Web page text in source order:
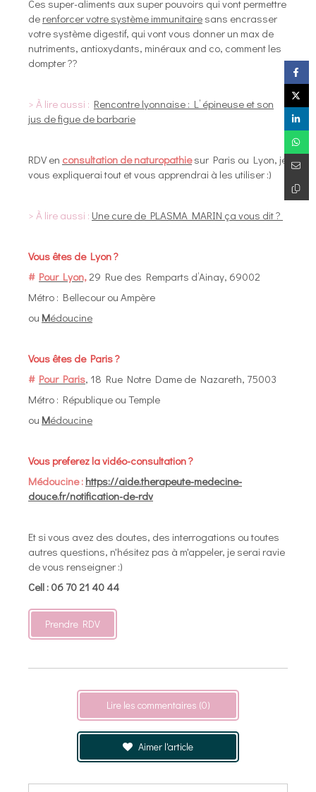
Ces super-aliments aux super pouvoirs qui vont permettre
de renforcer votre système immunitairesans encrasser
votre système digestif, qui vont vous donner un max de
nutriments, antioxydants, minéraux and co, comment les
dompter ??
> À lire aussi : Rencontre lyonnaise : L’ épineuse et son
jus de figue de barbarie
RDV en consultation de naturopathiesur Paris ou Lyon, je
vous expliquerai tout et vous apprendrai à les utiliser :)
> À lire aussi : Une cure de PLASMA MARIN ça vous dit ?
Vous êtes de Lyon ?
# Pour Lyon, 29 Rue des Remparts d’Ainay, 69002
Métro : Bellecour ou Ampère
ou Médoucine
Vous êtes de Paris ?
# Pour Paris, 18 Rue Notre Dame de Nazareth, 75003
Métro : République ou Temple
ou Médoucine
Vous preferez la vidéo-consultation ?
Médoucine : https://aide.therapeute-medecine-
douce.fr/notification-de-rdv
Et si vous avez des doutes, des interrogations ou toutes
autres questions, n'hésitez pas à m'appeler, je serai ravie
de vous renseigner :)
Cell : 06 70 21 40 44
Prendre RDV
Lire les commentaires (0)
Aimer l'article